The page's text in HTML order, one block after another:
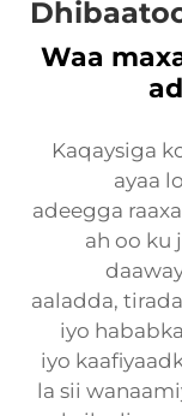
Waa
Kaqaysiga
ayaa
adeegga
ah oo ku
aaladda,
iyo
iyo
la sii